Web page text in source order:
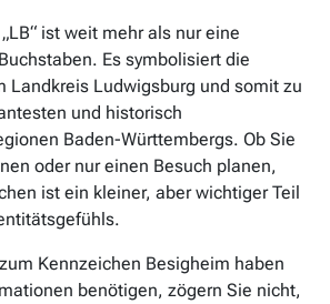
ist weit mehr als nur eine
Es symbolisiert die
Landkreis Ludwigsburg und somit zu
und historisch
Baden-Württembergs. Ob Sie
oder nur einen Besuch planen,
ist ein kleiner, aber wichtiger Teil
Kennzeichen Besigheim haben
benötigen, zögern Sie nicht,